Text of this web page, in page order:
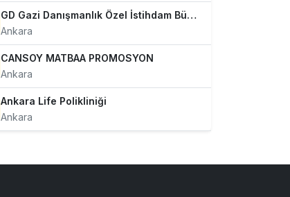
GD Gazi Danışmanlık Özel İstihdam Bürosu Ltd.Şti.
Ankara
CANSOY MATBAA PROMOSYON
Ankara
Ankara Life Polikliniği
Ankara